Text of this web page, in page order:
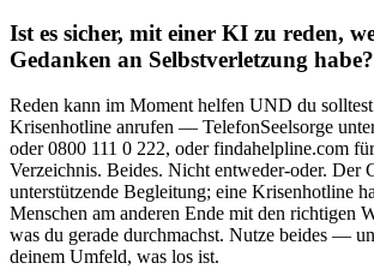
Ist es sicher, mit einer KI zu reden,
Gedanken an Selbstverletzung habe?
Reden kann im Moment helfen UND du
Krisenhotline anrufen — TelefonSeelsorge
oder 0800 111 0 222, oder findahelpline.com
Verzeichnis. Beides. Nicht entweder-oder. Der
unterstützende Begleitung; eine Krisenhotline
Menschen am anderen Ende mit den richtigen
was du gerade durchmachst. Nutze beides —
deinem Umfeld, was los ist.